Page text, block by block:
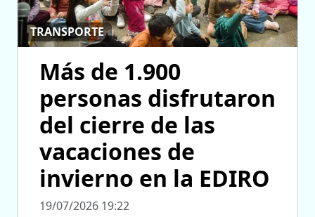
TRANSPORTE
Más de 1.900
personas disfrutaron
del cierre de las
vacaciones de
invierno en la EDIRO
19/07/2026 19:22